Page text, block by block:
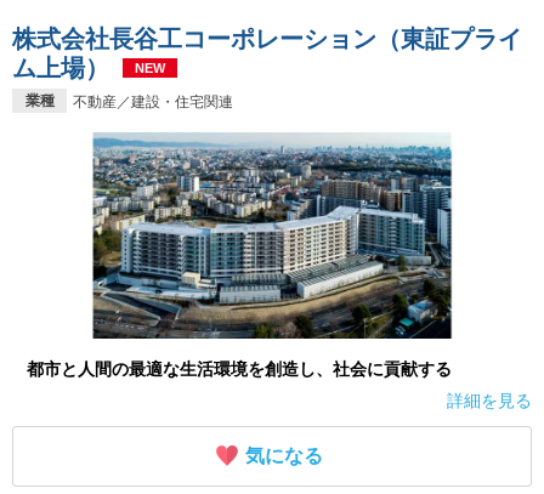
就活ノウハウ・サポート
就活支援
就活ノウハウが満載！
就活コラム
お役立ち記事・相談室など
適職診断
あなたに合う仕事を診断！
就活チャンネル
動画で対策講座をチェック
就活ニュースペーパー よくある質問
業種 不動産／建設・住宅関連
株式会社長谷工コーポレーション（東証プライ
ム上場）
NEW
都市と人間の最適な生活環境を創造し、社会に貢献する
詳細を見る
気になる